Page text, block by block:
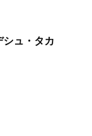
ュ・タカ